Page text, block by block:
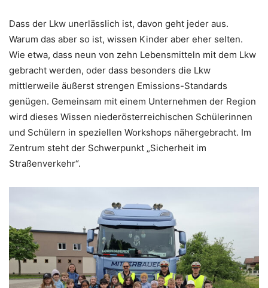
Dass der Lkw unerlässlich ist, davon geht jeder aus.
Warum das aber so ist, wissen Kinder aber eher selten.
Wie etwa, dass neun von zehn Lebensmitteln mit dem Lkw
gebracht werden, oder dass besonders die Lkw
mittlerweile äußerst strengen Emissions-Standards
genügen. Gemeinsam mit einem Unternehmen der Region
wird dieses Wissen niederösterreichischen Schülerinnen
und Schülern in speziellen Workshops nähergebracht. Im
Zentrum steht der Schwerpunkt „Sicherheit im
Straßenverkehr“.